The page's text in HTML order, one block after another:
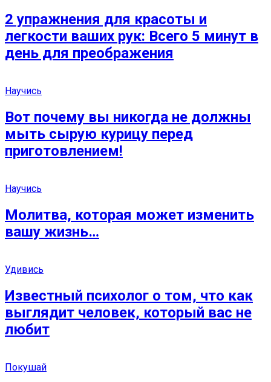
2 упражнения для красоты и
легкости ваших рук: Всего 5 минут в
день для преображения
Научись
Вот почему вы никогда не должны
мыть сырую курицу перед
приготовлением!
Научись
Молитва, которая может изменить
вашу жизнь…
Удивись
Известный психолог о том, что как
выглядит человек, который вас не
любит
Покушай